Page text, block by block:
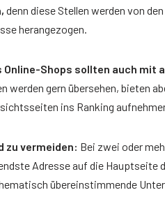
denn diese Stellen werden von
herangezogen.
Online-Shops sollten auch mit
werden gern übersehen, bieten
ins Ranking
zu vermeiden: Bei zwei oder
Adresse auf die Hauptseite
übereinstimmende